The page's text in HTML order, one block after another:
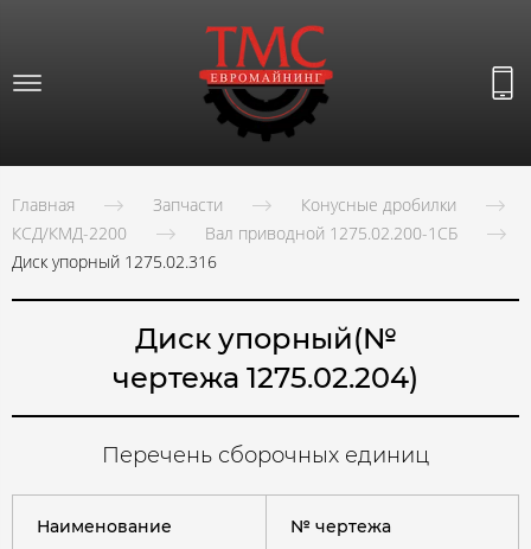
Главная Запчасти
Конусные дробилки
КСД/КМД-2200
Вал приводной 1275.02.200-1СБ
Диск упорный 1275.02.316
Диск упорный(№
чертежа 1275.02.204)
Перечень сборочных единиц
Наименование № чертежа